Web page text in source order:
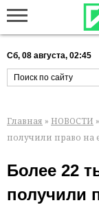
Сб, 08 августа, 02:45
Главная » НОВОСТИ »
получили право
Более 22
получили